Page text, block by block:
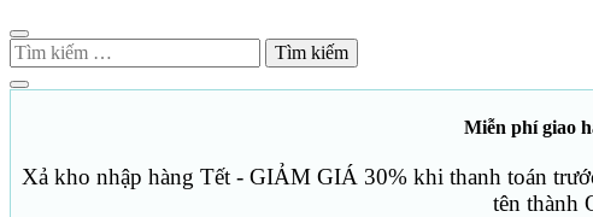
Tìm
kiếm
cho:
Miễn phí giao
Xả kho nhập hàng Tết - GIẢM GIÁ 30% khi thanh toán
tên thành